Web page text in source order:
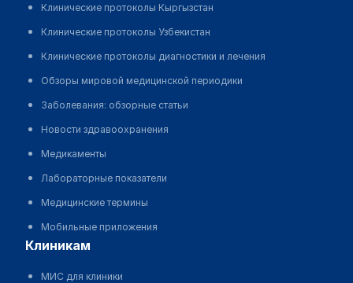
Клинические протоколы Кыргызстан
Клинические протоколы Узбекистан
Клинические протоколы диагностики и лечения
Обзоры мировой медицинской периодики
Заболевания: обзорные статьи
Новости здравоохранения
Медикаменты
Лабораторные показатели
Медицинские термины
Мобильные приложения
клиникам
МИС для клиники